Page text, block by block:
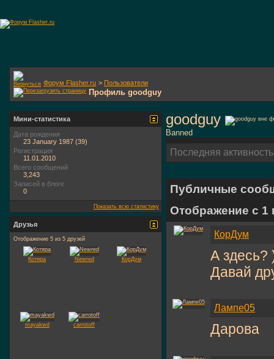
Форум Flasher.ru > Пользователи
Профиль goodguy
goodguy
Banned
Последняя
Публичные
Отображение с 1
КорДум
А здесь?
Давай
Лампе05
Дарова
Мини-статистика
Дата рождения
23 January 1987 (39)
Регистрация
11.01.2010
Всего сообщений
3,243
Записей в блоге
0
Показать всю статистику
Друзья
Отображение 5 из 5 друзей
Котяра Newred КорДум
mayakwd carrotoff